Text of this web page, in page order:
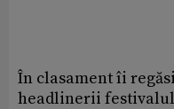
În clasament îi
headlinerii